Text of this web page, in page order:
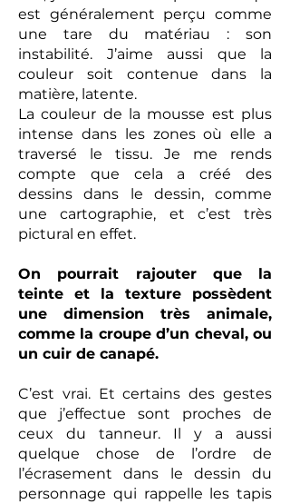
est généralement perçu comme
une tare du matériau : son
instabilité. J’aime aussi que la
couleur soit contenue dans la
matière, latente.
La couleur de la mousse est plus
intense dans les zones où elle a
traversé le tissu. Je me rends
compte que cela a créé des
dessins dans le dessin, comme
une cartographie, et c’est très
pictural en effet.
On pourrait rajouter que la
teinte et la texture possèdent
une dimension très animale,
comme la croupe d’un cheval, ou
un cuir de canapé.
C’est vrai. Et certains des gestes
que j’effectue sont proches de
ceux du tanneur. Il y a aussi
quelque chose de l’ordre de
l’écrasement dans le dessin du
personnage qui rappelle les tapis